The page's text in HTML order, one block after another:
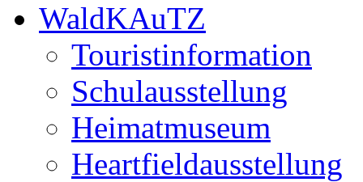
WaldKAuTZ
Touristinformation
Schulausstellung
Heimatmuseum
Heartfieldausstellung